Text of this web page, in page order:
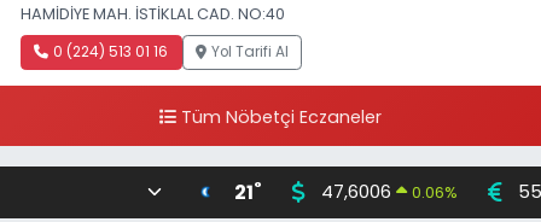
HAMİDİYE MAH. İSTİKLAL CAD. NO:40
0 (224) 513 01 16 Yol Tarifi Al
Tüm Nöbetçi Eczaneler
21° 47,6006 0.06%